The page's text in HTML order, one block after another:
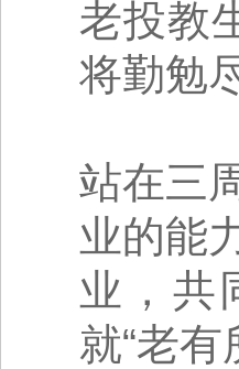
老投教
将勤勉
站在三
业的能
业，共
就“老